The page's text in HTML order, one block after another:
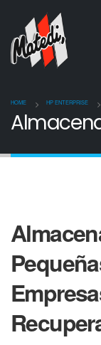
HOME HP ENTERPRISE